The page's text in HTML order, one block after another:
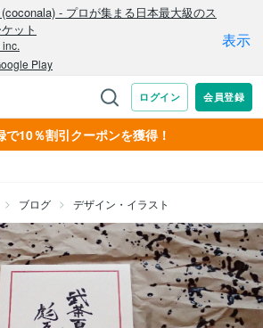
で10％割引クーポンを獲得！
ブログ デザイン・イラスト